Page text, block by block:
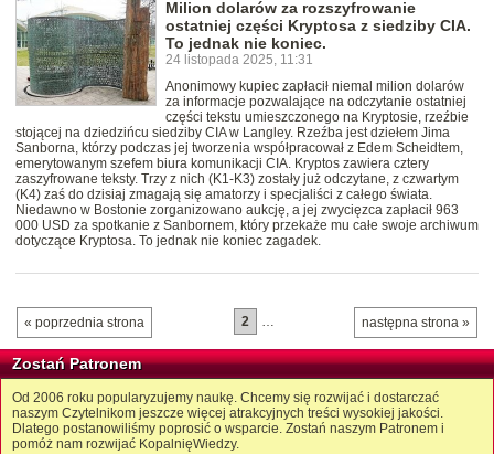
Milion dolarów za rozszyfrowanie
ostatniej części Kryptosa z siedziby CIA.
To jednak nie koniec.
24 listopada 2025, 11:31
Anonimowy kupiec zapłacił niemal milion dolarów
za informacje pozwalające na odczytanie ostatniej
części tekstu umieszczonego na Kryptosie, rzeźbie
stojącej na dziedzińcu siedziby CIA w Langley. Rzeźba jest dziełem Jima
Sanborna, którzy podczas jej tworzenia współpracował z Edem Scheidtem,
emerytowanym szefem biura komunikacji CIA. Kryptos zawiera cztery
zaszyfrowane teksty. Trzy z nich (K1-K3) zostały już odczytane, z czwartym
(K4) zaś do dzisiaj zmagają się amatorzy i specjaliści z całego świata.
Niedawno w Bostonie zorganizowano aukcję, a jej zwycięzca zapłacił 963
000 USD za spotkanie z Sanbornem, który przekaże mu całe swoje archiwum
dotyczące Kryptosa. To jednak nie koniec zagadek.
« poprzednia strona następna strona »
2 …
Zostań Patronem
Od 2006 roku popularyzujemy naukę. Chcemy się rozwijać i dostarczać
naszym Czytelnikom jeszcze więcej atrakcyjnych treści wysokiej jakości.
Dlatego postanowiliśmy poprosić o wsparcie. Zostań naszym Patronem i
pomóż nam rozwijać KopalnięWiedzy.